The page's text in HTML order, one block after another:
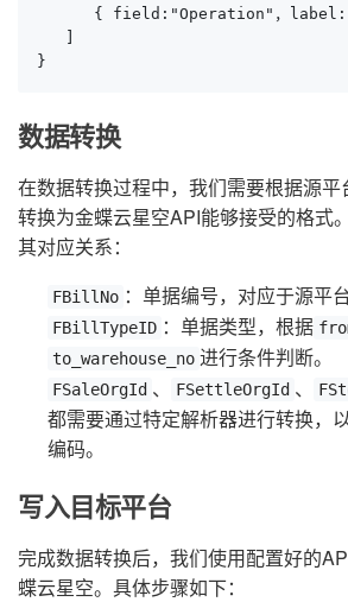
{ field:"Operation"，
   ]
}
数据转换
在数据转换过程中，我们需要根据源
转换为金蝶云星空API能够接受的格式
其对应关系：
FBillNo ：单据编号，对应于源平
FBillTypeID ：单据类型，根据
to_warehouse_no 进行条件判断。
FSaleOrgId 、 FSettleOrgId 、
都需要通过特定解析器进行转换，
编码。
写入目标平台
完成数据转换后，我们使用配置好的
蝶云星空。具体步骤如下：